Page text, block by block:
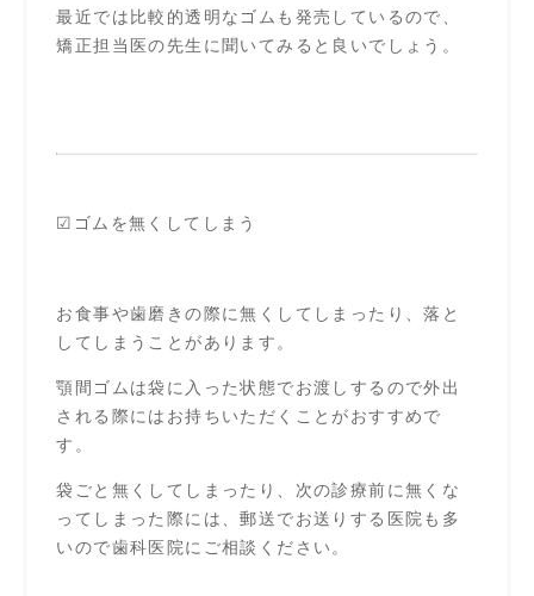
最近では比較的透明なゴムも発売しているので、
矯正担当医の先生に聞いてみると良いでしょう。
☑ゴムを無くしてしまう
お食事や歯磨きの際に無くしてしまったり、落と
してしまうことがあります。
顎間ゴムは袋に入った状態でお渡しするので外出
される際にはお持ちいただくことがおすすめで
す。
袋ごと無くしてしまったり、次の診療前に無くな
ってしまった際には、郵送でお送りする医院も多
いので歯科医院にご相談ください。